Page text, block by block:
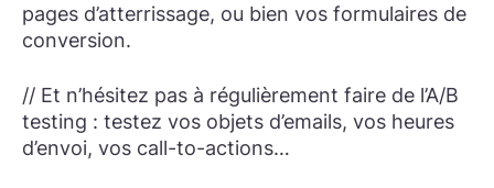
pages d’atterrissage, ou bien vos formulaires de
conversion.
// Et n’hésitez pas à régulièrement faire de l’A/B
testing : testez vos objets d’emails, vos heures
d’envoi, vos call-to-actions…